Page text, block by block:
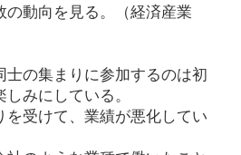
の動向を見る。（経済産業
士の集まりに参加するのは初
みにしている。
を受けて、業績が悪化してい